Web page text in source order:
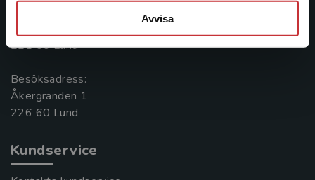
Avvisa
221 00 Lund
Besöksadress:
Åkergränden 1
Kundservice